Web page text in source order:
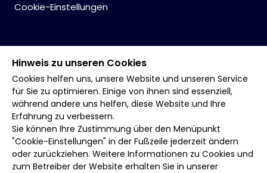
Cookie-Einstellungen
Hinweis zu unseren Cookies
Cookies helfen uns, unsere Website und unseren Service
für Sie zu optimieren. Einige von ihnen sind essenziell,
während andere uns helfen, diese Website und Ihre
Erfahrung zu verbessern.
Sie können Ihre Zustimmung über den Menüpunkt
"Cookie-Einstellungen" in der Fußzeile jederzeit ändern
oder zurückziehen. Weitere Informationen zu Cookies und
zum Betreiber der Website erhalten Sie in unserer